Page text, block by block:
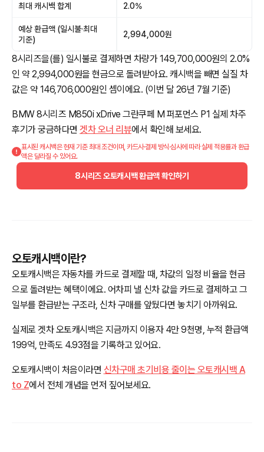
최대 캐시백 합계 2.0%
예상 환급액 (일시불·최대
기준)
2,994,000원
8시리즈을(를) 일시불로 결제하면 차량가 149,700,000원의 2.0%
인 약 2,994,000원을 현금으로 돌려받아요. 캐시백을 빼면 실질 차
값은 약 146,706,000원인 셈이에요. (이번 달 26년 7월 기준)
BMW 8시리즈 M850i xDrive 그란쿠페 M 퍼포먼스 P1 실제 차주
후기가 궁금하다면 겟차 오너 리뷰에서 확인해 보세요.
표시된 캐시백은 현재 기준 최대 조건이며, 카드사·결제 방식·심사에 따라 실제 적용률과 환급
액은 달라질 수 있어요.
8시리즈 오토캐시백 환급액 확인하기
오토캐시백이란?
오토캐시백은 자동차를 카드로 결제할 때, 차값의 일정 비율을 현금
으로 돌려받는 혜택이에요. 어차피 낼 신차 값을 카드로 결제하고 그
일부를 환급받는 구조라, 신차 구매를 앞뒀다면 놓치기 아까워요.
실제로 겟차 오토캐시백은 지금까지 이용자 4만 9천명, 누적 환급액
199억, 만족도 4.93점을 기록하고 있어요.
오토캐시백이 처음이라면 신차구매 초기비용 줄이는 오토캐시백 A
to Z에서 전체 개념을 먼저 짚어보세요.